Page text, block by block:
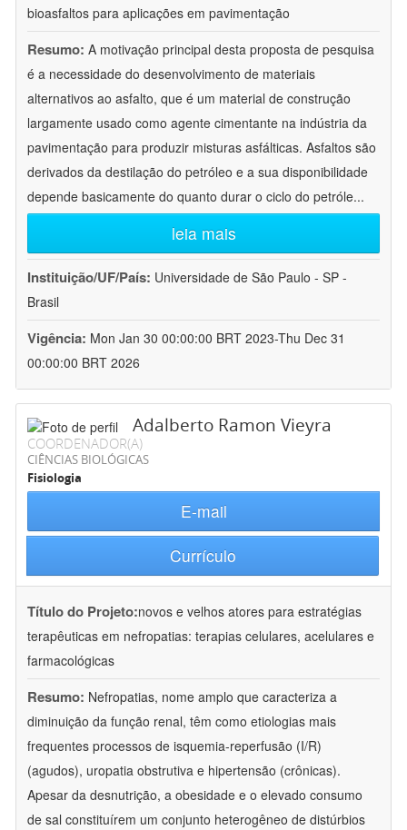
bioasfaltos para aplicações em pavimentação
Resumo: A motivação principal desta proposta de pesquisa
é a necessidade do desenvolvimento de materiais
alternativos ao asfalto, que é um material de construção
largamente usado como agente cimentante na indústria da
pavimentação para produzir misturas asfálticas. Asfaltos são
derivados da destilação do petróleo e a sua disponibilidade
depende basicamente do quanto durar o ciclo do petróle...
leia mais
Instituição/UF/País: Universidade de São Paulo - SP -
Brasil
Vigência: Mon Jan 30 00:00:00 BRT 2023-Thu Dec 31
00:00:00 BRT 2026
Adalberto Ramon Vieyra
COORDENADOR(A)
CIÊNCIAS BIOLÓGICAS
Fisiologia
E-mail
Currículo
Título do Projeto:novos e velhos atores para estratégias
terapêuticas em nefropatias: terapias celulares, acelulares e
farmacológicas
Resumo: Nefropatias, nome amplo que caracteriza a
diminuição da função renal, têm como etiologias mais
frequentes processos de isquemia-reperfusão (I/R)
(agudos), uropatia obstrutiva e hipertensão (crônicas).
Apesar da desnutrição, a obesidade e o elevado consumo
de sal constituírem um conjunto heterogêneo de distúrbios